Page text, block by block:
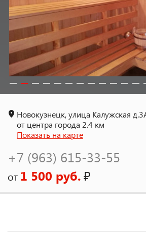
Новокузнецк, улица Калужская
от центра города 2.4 км
Показать на карте
+7 (963) 615-33-55
от 1 500 руб.₽